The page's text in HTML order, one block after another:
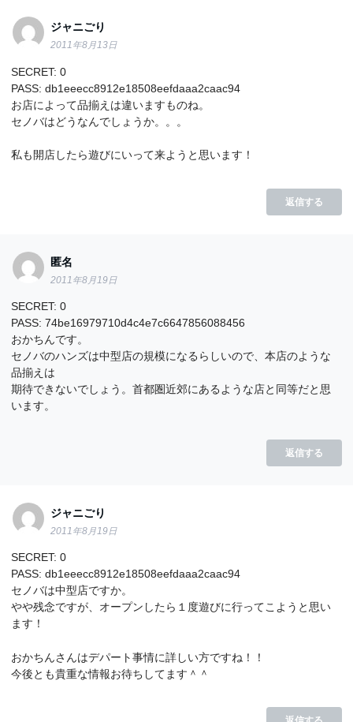
ジャニごり
2011年8月13日
SECRET: 0
PASS: db1eeecc8912e18508eefdaaa2caac94
お店によって品揃えは違いますものね。
セノバはどうなんでしょうか。。。
私も開店したら遊びにいって来ようと思います！
返信する
匿名
2011年8月19日
SECRET: 0
PASS: 74be16979710d4c4e7c6647856088456
おかちんです。
セノバのハンズは中型店の規模になるらしいので、本店のような
品揃えは
期待できないでしょう。首都圏近郊にあるような店と同等だと思
います。
返信する
ジャニごり
2011年8月19日
SECRET: 0
PASS: db1eeecc8912e18508eefdaaa2caac94
セノバは中型店ですか。
やや残念ですが、オープンしたら１度遊びに行ってこようと思い
ます！
おかちんさんはデパート事情に詳しい方ですね！！
今後とも貴重な情報お待ちしてます＾＾